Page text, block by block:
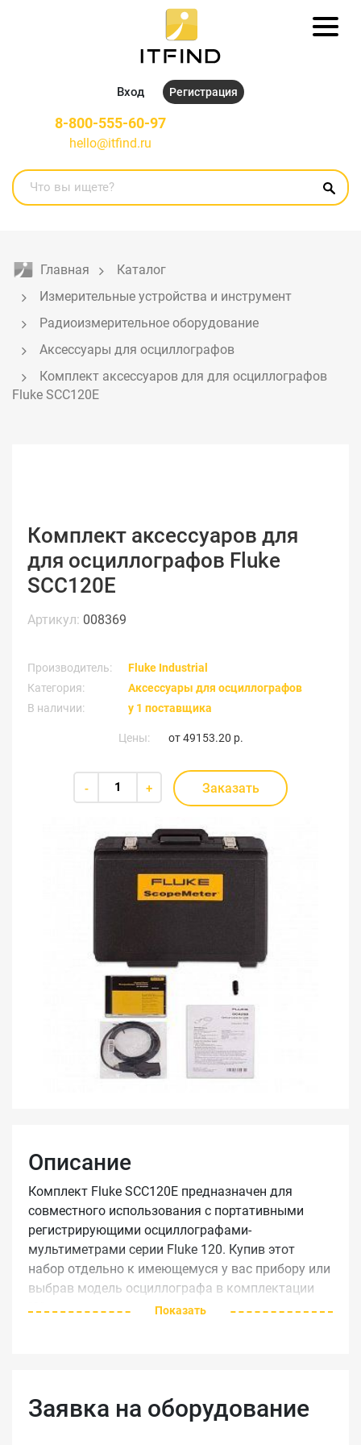
Вход Регистрация
8-800-555-60-97
hello@itfind.ru
Главная
Каталог
Измерительные устройства и инструмент
Радиоизмерительное оборудование
Аксессуары для осциллографов
Комплект аксессуаров для для осциллографов
Fluke SCC120E
Комплект аксессуаров для
для осциллографов Fluke
SCC120E
Артикул: 008369
Производитель:
Fluke Industrial
Категория:
Аксессуары для осциллографов
В наличии:
у 1 поставщика
Цены: от49153.20 р.
- + Заказать
Описание
Комплект Fluke SCC120E предназначен для
совместного использования с портативными
регистрирующими осциллографами-
мультиметрами серии Fluke 120. Купив этот
набор отдельно к имеющемуся у вас прибору или
выбрав модель осциллографа в комплектации
"S", вы сможете повысить их эффективность за
программного обеспечения FlukeView для
цифровых осциллографов под ОС Windows с
Показать
Заявка на оборудование